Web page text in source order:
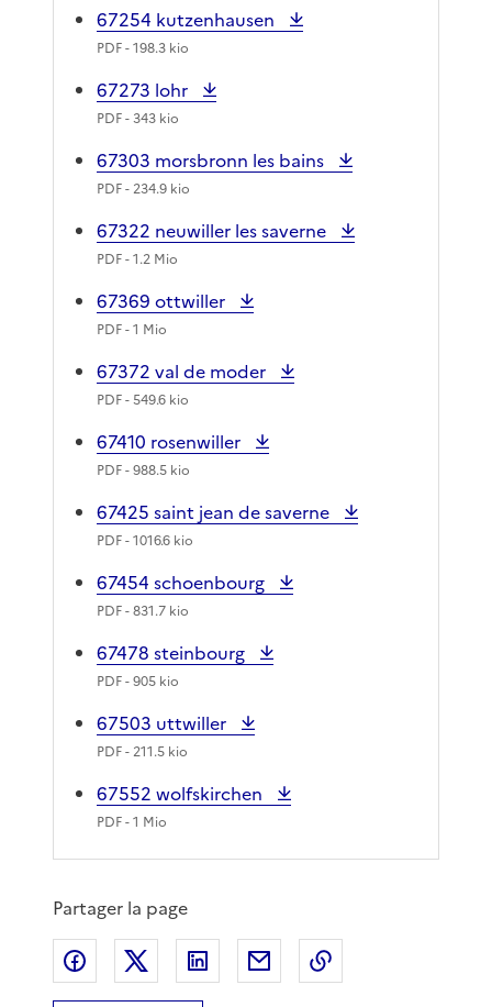
67254 kutzenhausen
PDF- 198.3 kio
67273 lohr
PDF- 343 kio
67303 morsbronn les bains
PDF- 234.9 kio
67322 neuwiller les saverne
PDF- 1.2 Mio
67369 ottwiller
PDF- 1 Mio
67372 val de moder
PDF- 549.6 kio
67410 rosenwiller
PDF- 988.5 kio
67425 saint jean de saverne
PDF- 1016.6 kio
67454 schoenbourg
PDF- 831.7 kio
67478 steinbourg
PDF- 905 kio
67503 uttwiller
PDF- 211.5 kio
67552 wolfskirchen
PDF- 1 Mio
Partager la page
Partager sur Facebook
Partager sur XPartager sur LinkedIn
Partager par email